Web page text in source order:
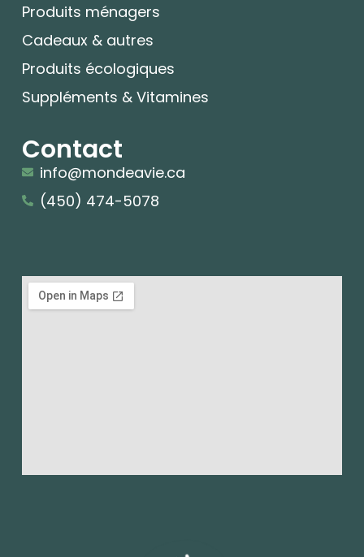
Produits ménagers
Cadeaux & autres
Produits écologiques
Suppléments & Vitamines
Contact
info@mondeavie.ca
(450) 474-5078